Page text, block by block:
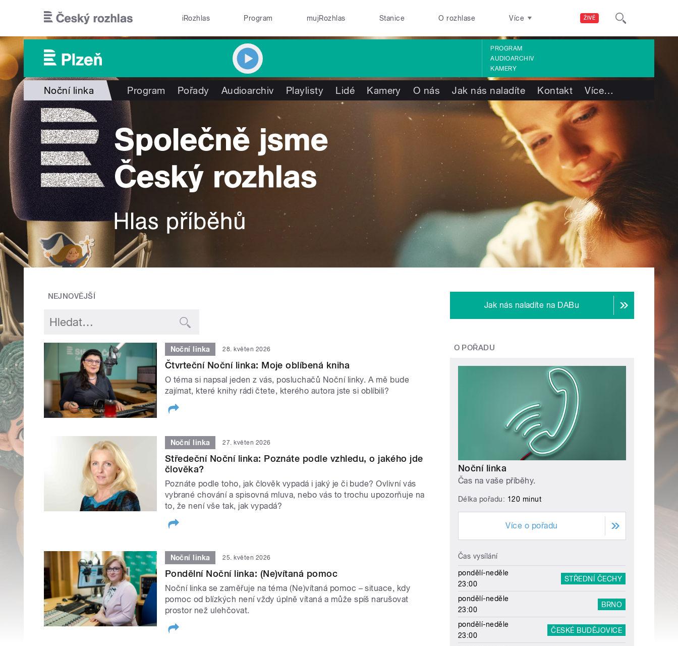
ŽIVĚ
iRozhlas Program mujRozhlas Stanice O rozhlase Více
PROGRAM
AUDIOARCHIV
KAMERY
Noční linka Program Pořady Audioarchiv Playlisty Lidé Kamery O nás Jak nás naladíte Kontakt Více…
NEJNOVĚJŠÍ
Noční linka 28. květen 2026
Čtvrteční Noční linka: Moje oblíbená kniha
O téma si napsal jeden z vás, posluchačů Noční linky. A mě bude
zajímat, které knihy rádi čtete, kterého autora jste si oblíbili?
Noční linka 27. květen 2026
Středeční Noční linka: Poznáte podle vzhledu, o jakého jde
člověka?
Poznáte podle toho, jak člověk vypadá i jaký je či bude? Ovlivní vás
vybrané chování a spisovná mluva, nebo vás to trochu upozorňuje na
to, že není vše tak, jak vypadá?
Noční linka 25. květen 2026
Pondělní Noční linka: (Ne)vítaná pomoc
Noční linka se zaměřuje na téma (Ne)vítaná pomoc – situace, kdy
pomoc od blízkých není vždy úplně vítaná a může spíš narušovat
prostor než ulehčovat.
Jak nás naladíte na DABu
O POŘADU
Noční linka
Čas na vaše příběhy.
Délka pořadu: 120 minut
Více o pořadu
Čas vysílání
pondělí-neděle
23:00
STŘEDNÍ ČECHY
pondělí-neděle
23:00
BRNO
pondělí-neděle
23:00
ČESKÉ BUDĚJOVICE